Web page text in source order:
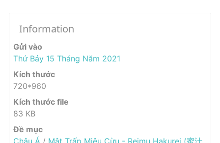
Information
Gửi vào
Thứ Bảy 15 Tháng Năm 2021
Kích thước
720*960
Kích thước file
83 KB
Đề mục